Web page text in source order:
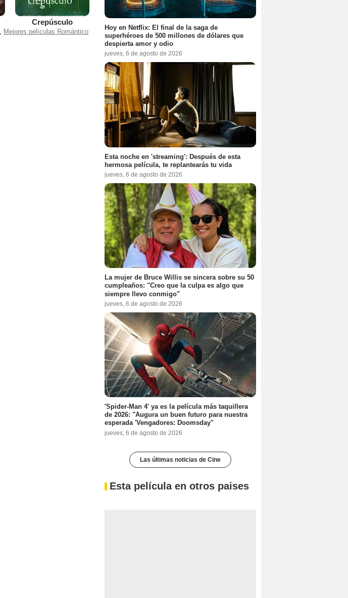
Crepúsculo
Mejores películas Romántico
Hoy en Netflix: El final de la saga de
superhéroes de 500 millones de dólares que
despierta amor y odio
jueves, 6 de agosto de 2026
Esta noche en 'streaming': Después de esta
hermosa película, te replantearás tu vida
jueves, 6 de agosto de 2026
La mujer de Bruce Willis se sincera sobre su 50
cumpleaños: "Creo que la culpa es algo que
siempre llevo conmigo"
jueves, 6 de agosto de 2026
'Spider-Man 4' ya es la película más taquillera
de 2026: "Augura un buen futuro para nuestra
esperada 'Vengadores: Doomsday"
jueves, 6 de agosto de 2026
Las últimas noticias de Cine
Esta película en otros paises